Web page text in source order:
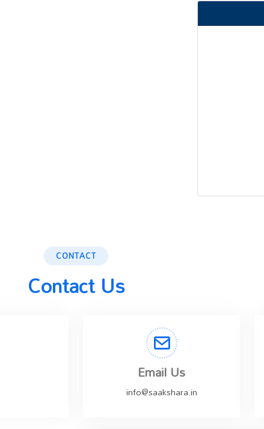
CONTACT
Contact Us
Email Us
info@saakshara.in